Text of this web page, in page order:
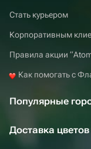
Стать курьером
Корпоративным
Правила акции
Как помогать с
Популярные
Доставка